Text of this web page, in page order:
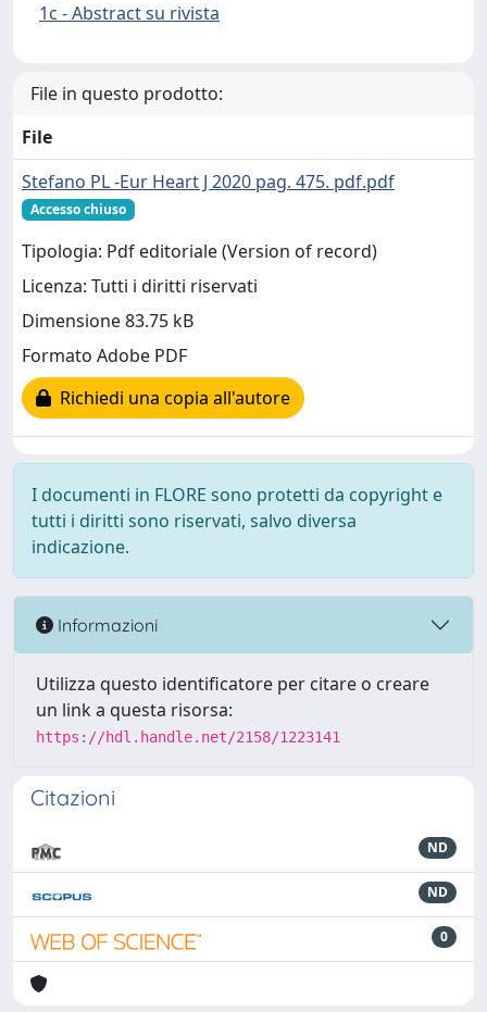
1c - Abstract su rivista
File in questo prodotto:
File
Stefano PL -Eur Heart J 2020 pag. 475. pdf.pdf
Accesso chiuso
Tipologia: Pdf editoriale (Version of record)
Licenza: Tutti i diritti riservati
Dimensione 83.75 kB
Formato Adobe PDF
Richiedi una copia all'autore
I documenti in FLORE sono protetti da copyright e
tutti i diritti sono riservati, salvo diversa
indicazione.
Informazioni
Utilizza questo identificatore per citare o creare
un link a questa risorsa:
https://hdl.handle.net/2158/1223141
Citazioni
ND
ND
0